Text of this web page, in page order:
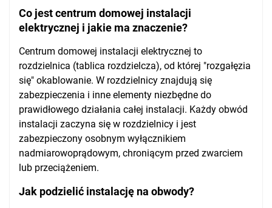
Co jest centrum domowej instalacji
elektrycznej i jakie ma znaczenie?
Centrum domowej instalacji elektrycznej to
rozdzielnica (tablica rozdzielcza), od której "rozgałęzia
się" okablowanie. W rozdzielnicy znajdują się
zabezpieczenia i inne elementy niezbędne do
prawidłowego działania całej instalacji. Każdy obwód
instalacji zaczyna się w rozdzielnicy i jest
zabezpieczony osobnym wyłącznikiem
nadmiarowoprądowym, chroniącym przed zwarciem
lub przeciążeniem.
Jak podzielić instalację na obwody?